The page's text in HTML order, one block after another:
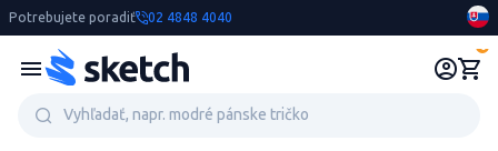
Potrebujete poradiť 02 4848 4040